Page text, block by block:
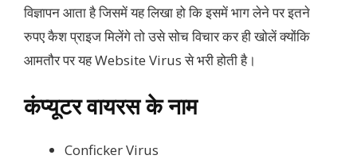
विज्ञापन आता है जिसमें यह लिखा हो कि इसमें भाग लेने पर इतने
रुपए कैश प्राइज मिलेंगे तो उसे सोच विचार कर ही खोलें क्योंकि
आमतौर पर यह Website Virus से भरी होती है।
कंप्यूटर वायरस के नाम
Conficker Virus